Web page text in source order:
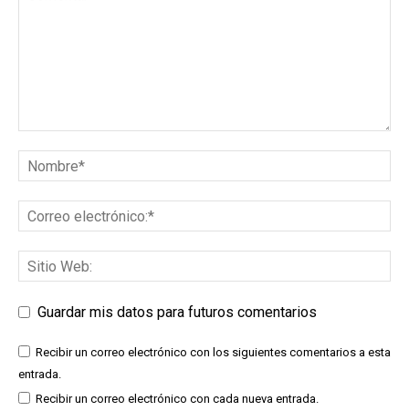
Guardar mis datos para futuros comentarios
Recibir un correo electrónico con los siguientes comentarios a esta
entrada.
Recibir un correo electrónico con cada nueva entrada.